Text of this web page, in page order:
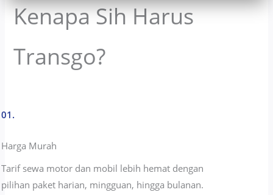
Kenapa Sih Harus
Transgo?
01.
Harga Murah
Tarif sewa motor dan mobil lebih hemat dengan
pilihan paket harian, mingguan, hingga bulanan.